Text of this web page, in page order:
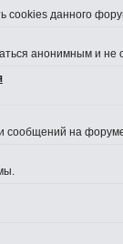
cookies данного
анонимным и
сообщений на